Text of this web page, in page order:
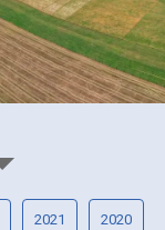
2021 2020